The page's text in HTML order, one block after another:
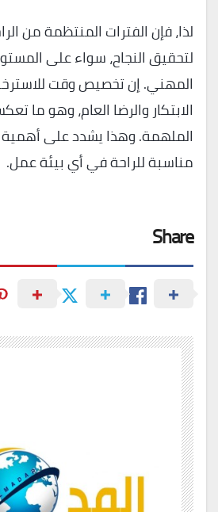
لذا، فإن الفترات المنتظمة من
لتحقيق النجاح، سواء على
المهني. إن تخصيص وقت
الابتكار والرضا العام، وهو ما
الملهمة. وهذا يشدد على
مناسبة للراحة في أي بيئة عمل.
Share